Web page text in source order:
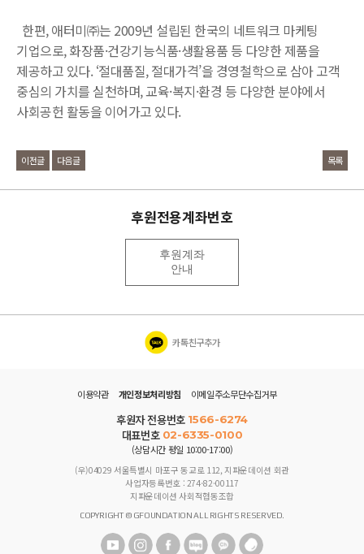
한편, 애터미㈜는 2009년 설립된 한국의 네트워크 마케팅
기업으로, 화장품·건강기능식품·생활용품 등 다양한 제품을
제공하고 있다. ‘절대품질, 절대가격’을 경영철학으로 삼아 고객
중심의 가치를 실천하며, 교육·복지·환경 등 다양한 분야에서
사회공헌 활동을 이어가고 있다.
이전글 다음글 목록
후원전용계좌번호
후원계좌
안내
카톡친구추가
이용약관 개인정보처리방침 이메일주소무단수집거부
후원자 전용번호 1566-6274
대표번호 02-6335-0100
(상담시간 평일 10:00-17:00)
(우)04029 서울특별시 마포구 동교로 112, 지파운데이션 회관
사업자등록번호 : 274-82-00117
지파운데이션 사회적협동조합
COPYRIGHT © GFOUNDATION ALL RIGHTS RESERVED.